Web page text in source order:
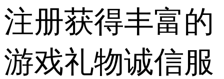
注册获得丰富的
游戏礼物诚信服